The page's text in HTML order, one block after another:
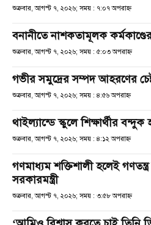
শুক্রবার, আগস্ট ৭, ২০২৬; সময় : ৭:০৭ অপরাহ্ণ
বনানীতে নাশকতামূলক
শুক্রবার, আগস্ট ৭, ২০২৬; সময় : ৫:০৩ অপরাহ্ণ
গভীর সমুদ্রের সম্পদ আহরণের চেষ্টা
শুক্রবার, আগস্ট ৭, ২০২৬; সময় : ৪:৫৬ অপরাহ্ণ
থাইল্যান্ডে স্কুলে শিক্ষার্থীর
শুক্রবার, আগস্ট ৭, ২০২৬; সময় : ৪:১২ অপরাহ্ণ
গণমাধ্যম শক্তিশালী হলেই গণতন্ত্র
সরকারমন্ত্রী
শুক্রবার, আগস্ট ৭, ২০২৬; সময় : ৩:৫৮ অপরাহ্ণ